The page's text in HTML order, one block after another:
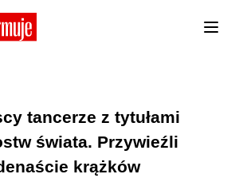
tancerze z tytułami
świata. Przywieźli
krążków